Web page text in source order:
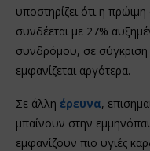
υποστηρίζει ότι η
συνδέεται με 27%
συνδρόμου, σε
εμφανίζεται αργότερα.
Σε άλλη έρευνα,
μπαίνουν στην
εμφανίζουν πιο υγιές